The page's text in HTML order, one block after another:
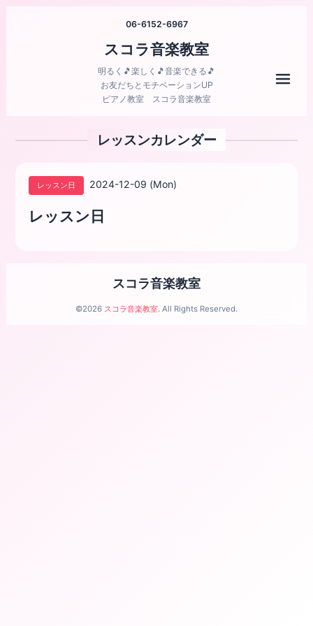
06-6152-6967
スコラ音楽教室
明るく🎵楽しく🎵音楽できる🎵
お友だちとモチベーションUP
ピアノ教室 スコラ音楽教室
レッスンカレンダー
レッスン日 2024-12-09 (Mon)
レッスン日
スコラ音楽教室
©2026 スコラ音楽教室. All Rights Reserved.